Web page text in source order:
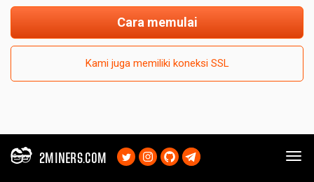
Cara memulai
Kami juga memiliki koneksi SSL
2MINERS.COM